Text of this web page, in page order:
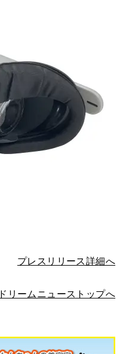
プレスリリース詳細へ
ドリームニューストップへ